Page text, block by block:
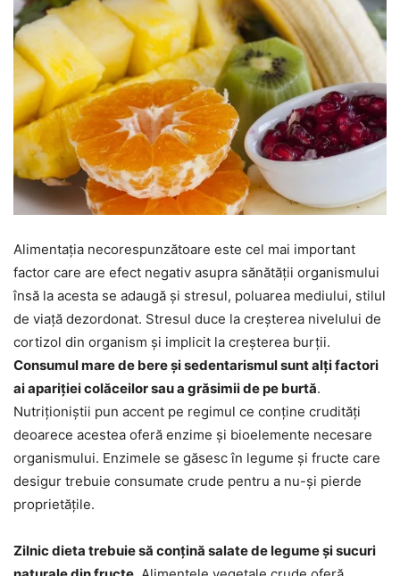
Alimentația necorespunzătoare este cel mai important
factor care are efect negativ asupra sănătății organismului
însă la acesta se adaugă și stresul, poluarea mediului, stilul
de viață dezordonat. Stresul duce la creșterea nivelului de
cortizol din organism și implicit la creșterea burții.
Consumul mare de bere și sedentarismul sunt alți factori
ai apariției colăceilor sau a grăsimii de pe burtă.
Nutriționiștii pun accent pe regimul ce conține crudități
deoarece acestea oferă enzime și bioelemente necesare
organismului. Enzimele se găsesc în legume și fructe care
desigur trebuie consumate crude pentru a nu-și pierde
proprietățile.
Zilnic dieta trebuie să conțină salate de legume și sucuri